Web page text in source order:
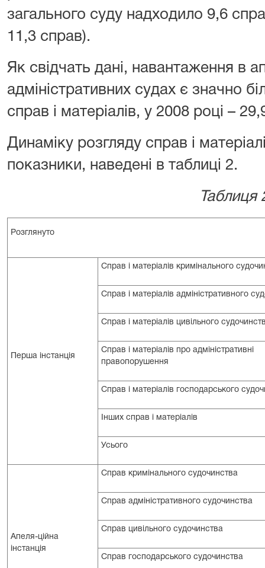
загального суду надходило 9,6
11,3 справ).
Як свідчать дані, навантаження в
адміністративних судах є значно
справ і матеріалів, у 2008 році –
Динаміку розгляду справ і
показники, наведені в
Таблиця
Розглянуто
Перша інстанція
Справ і матеріалів кримінального
Справ і матеріалів адміністративного
Справ і матеріалів цивільного
Справ і матеріалів про адміністративні
правопорушення
Справ і матеріалів господарського
Інших справ і матеріалів
Усього
Апеля-ційна
інстанція
Справ кримінального судочинства
Справ адміністративного судочинства
Справ цивільного судочинства
Справ господарського судочинства